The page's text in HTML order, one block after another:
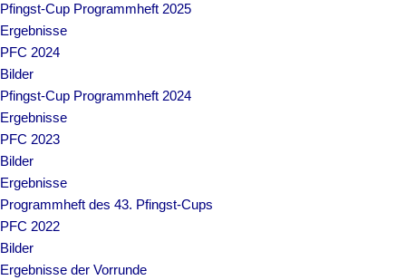
Pfingst-Cup Programmheft 2025
Ergebnisse
PFC 2024
Bilder
Pfingst-Cup Programmheft 2024
Ergebnisse
PFC 2023
Bilder
Ergebnisse
Programmheft des 43. Pfingst-Cups
PFC 2022
Bilder
Ergebnisse der Vorrunde